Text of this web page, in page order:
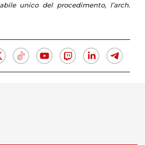
unico del procedimento, l’arch.